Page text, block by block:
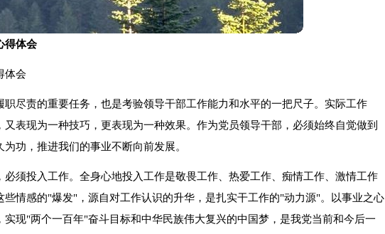
得体会
体会
职尽责的重要任务，也是考验领导干部工作能力和水平的一把尺子。实际工作
表现为一种技巧，更表现为一种效果。作为党员领导干部，必须始终自觉做到
功，推进我们的事业不断向前发展。
必须投入工作。全身心地投入工作是敬畏工作、热爱工作、痴情工作、激情工作
些情感的"爆发"，源自对工作认识的升华，是扎实干工作的"动力源"。以事业之心
实现"两个一百年"奋斗目标和中华民族伟大复兴的中国梦，是我党当前和今后一